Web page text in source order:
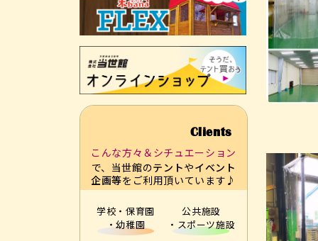
Clients
こんな方々＆シチュエーション
で、当世館のテントやイベント
企画等をご利用頂いています♪
学校・保育園
・幼稚園
公共施設
・スポーツ施設